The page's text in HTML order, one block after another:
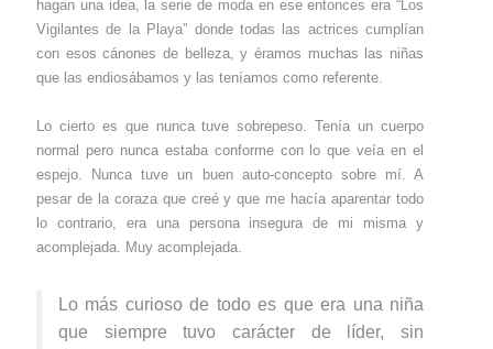
hagan una idea, la serie de moda en ese entonces era “Los
Vigilantes de la Playa” donde todas las actrices cumplían
con esos cánones de belleza, y éramos muchas las niñas
que las endiosábamos y las teníamos como referente.
Lo cierto es que nunca tuve sobrepeso. Tenía un cuerpo
normal pero nunca estaba conforme con lo que veía en el
espejo. Nunca tuve un buen auto-concepto sobre mí. A
pesar de la coraza que creé y que me hacía aparentar todo
lo contrario, era una persona insegura de mi misma y
acomplejada. Muy acomplejada.
Lo más curioso de todo es que era una niña
que siempre tuvo carácter de líder, sin